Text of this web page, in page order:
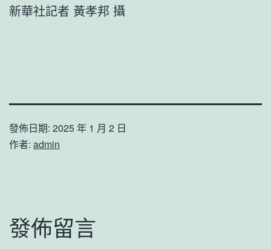
新華社記者 黃孝邦 攝
發佈日期: 2025 年 1 月 2 日
作者: admin
發佈留言